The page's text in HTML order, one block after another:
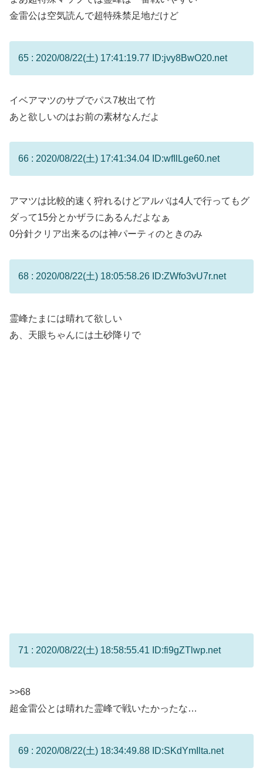
金雷公は空気読んで超特殊禁足地だけど
65 : 2020/08/22(土) 17:41:19.77 ID:jvy8BwO20.net
イベアマツのサブでパス7枚出て竹
あと欲しいのはお前の素材なんだよ
66 : 2020/08/22(土) 17:41:34.04 ID:wfIlLge60.net
アマツは比較的速く狩れるけどアルバは4人で行ってもグ
ダって15分とかザラにあるんだよなぁ
0分針クリア出来るのは神パーティのときのみ
68 : 2020/08/22(土) 18:05:58.26 ID:ZWfo3vU7r.net
霊峰たまには晴れて欲しい
あ、天眼ちゃんには土砂降りで
71 : 2020/08/22(土) 18:58:55.41 ID:fi9gZTlwp.net
>>68
超金雷公とは晴れた霊峰で戦いたかったな…
69 : 2020/08/22(土) 18:34:49.88 ID:SKdYmIlta.net